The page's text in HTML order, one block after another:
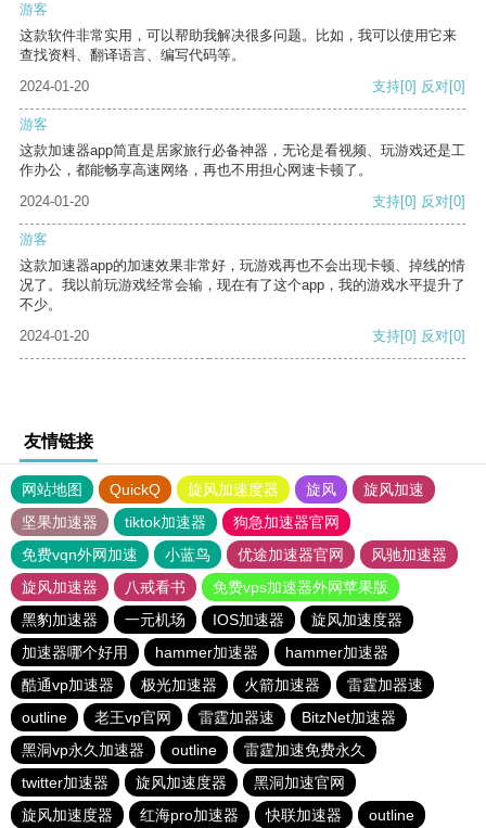
游客
这款软件非常实用，可以帮助我解决很多问题。比如，我可以使用它来
查找资料、翻译语言、编写代码等。
2024-01-20
支持[0] 反对[0]
游客
这款加速器app简直是居家旅行必备神器，无论是看视频、玩游戏还是工
作办公，都能畅享高速网络，再也不用担心网速卡顿了。
2024-01-20
支持[0] 反对[0]
游客
这款加速器app的加速效果非常好，玩游戏再也不会出现卡顿、掉线的情
况了。我以前玩游戏经常会输，现在有了这个app，我的游戏水平提升了
不少。
2024-01-20
支持[0] 反对[0]
友情链接
网站地图 QuickQ 旋风加速度器 旋风
旋风加速
坚果加速器
tiktok加速器
狗急加速器官网
免费vqn外网加速
小蓝鸟 优途加速器官网
风驰加速器
旋风加速器
八戒看书
免费vps加速器外网苹果版
黑豹加速器
一元机场 IOS加速器
旋风加速度器
加速器哪个好用
hammer加速器
hammer加速器
酷通vp加速器
极光加速器 火箭加速器
雷霆加器速
outline
老王vp官网 雷霆加器速
BitzNet加速器
黑洞vp永久加速器
outline
雷霆加速免费永久
twitter加速器
旋风加速度器
黑洞加速官网
旋风加速度器
红海pro加速器 快联加速器 outline